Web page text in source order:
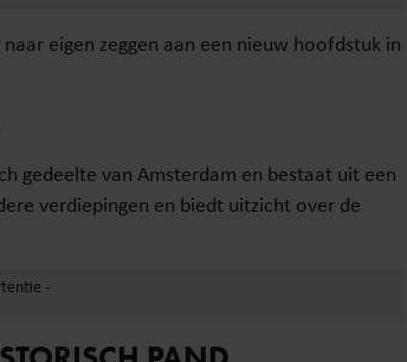
eigen zeggen aan een nieuw hoofdstuk in
gedeelte van Amsterdam en bestaat uit een
verdiepingen en biedt uitzicht over de